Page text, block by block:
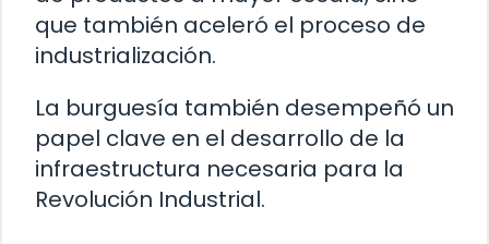
que también aceleró el proceso de
industrialización.
La burguesía también desempeñó un
papel clave en el desarrollo de la
infraestructura necesaria para la
Revolución Industrial.